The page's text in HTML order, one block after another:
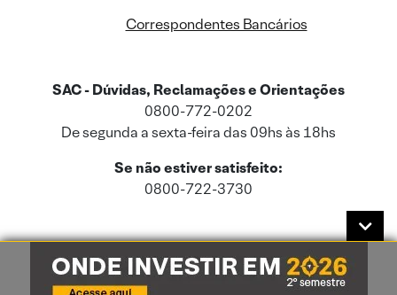
Correspondentes Bancários
SAC - Dúvidas, Reclamações e Orientações
0800-772-0202
De segunda a sexta-feira das 09hs às 18hs
Se não estiver satisfeito:
0800-722-3730
Este site usa cookies e dados pessoais de acordo com a nossaPolítica de
Cookies
e a nossaPolítica de Privacidade.